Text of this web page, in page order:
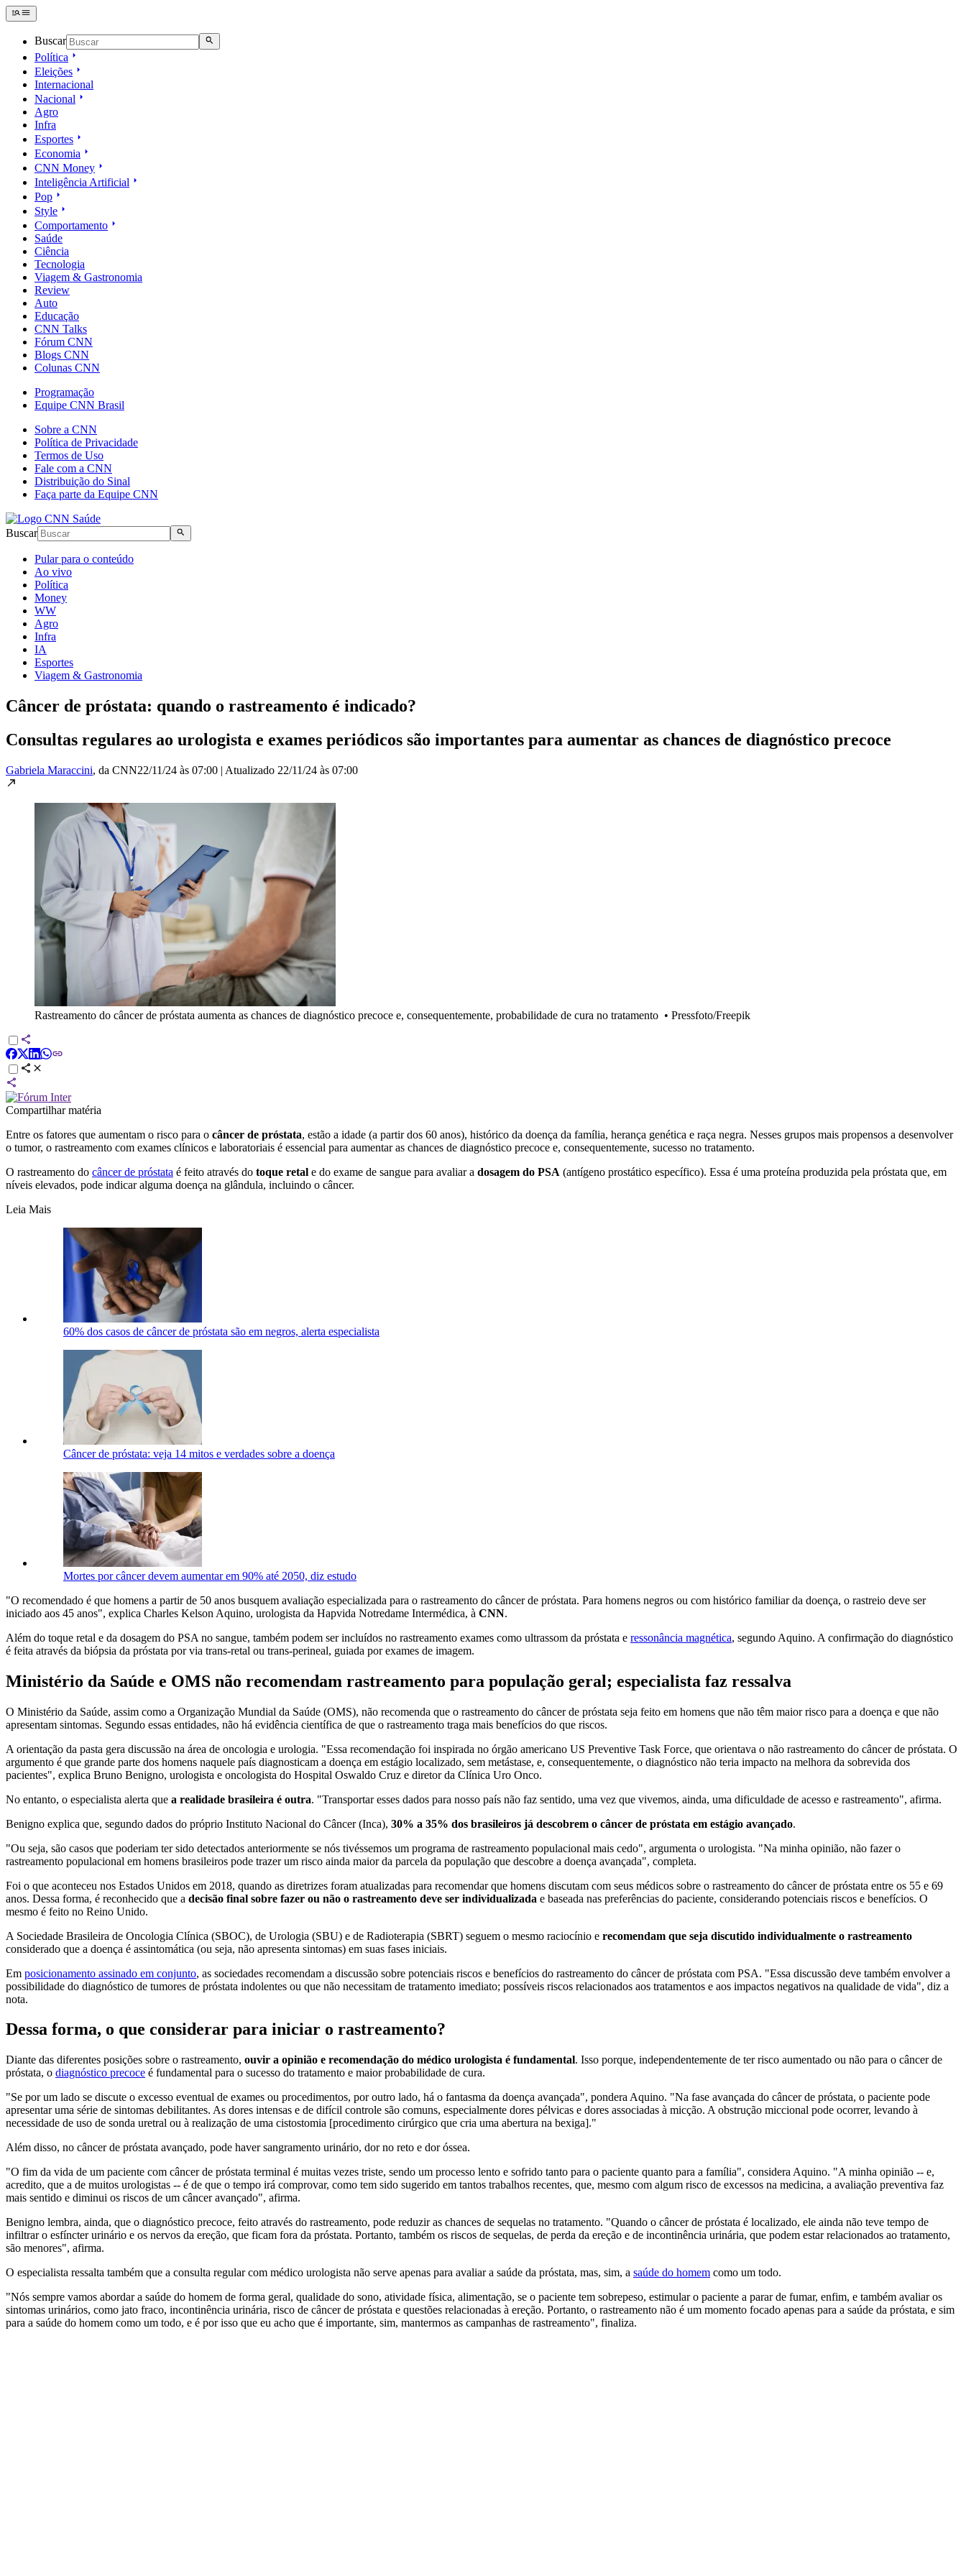
Buscar
Política
Eleições
Internacional
Nacional
Agro
Infra
Esportes
Economia
CNN Money
Inteligência Artificial
Pop
Style
Comportamento
Saúde
Ciência
Tecnologia
Viagem & Gastronomia
Review
Auto
Educação
CNN Talks
Fórum CNN
Blogs CNN
Colunas CNN
Programação
Equipe CNN Brasil
Sobre a CNN
Política de Privacidade
Termos de Uso
Fale com a CNN
Distribuição do Sinal
Faça parte da Equipe CNN
Buscar
Pular para o conteúdo
Ao vivo
Política
Money
WW
Agro
Infra
IA
Esportes
Viagem & Gastronomia
Câncer de próstata: quando o rastreamento é indicado?
Consultas regulares ao urologista e exames periódicos são importantes para aumentar as chances de diagnóstico precoce
Gabriela Maraccini, da CNN22/11/24 às 07:00 | Atualizado 22/11/24 às 07:00
Rastreamento do câncer de próstata aumenta as chances de diagnóstico precoce e, consequentemente, probabilidade de cura no tratamento • Pressfoto/Freepik
Compartilhar matéria
Entre os fatores que aumentam o risco para o câncer de próstata, estão a idade (a partir dos 60 anos), histórico da doença da família, herança genética e raça negra. Nesses grupos mais propensos a desenvolver
o tumor, o rastreamento com exames clínicos e laboratoriais é essencial para aumentar as chances de diagnóstico precoce e, consequentemente, sucesso no tratamento.
O rastreamento do câncer de próstata é feito através do toque retal e do exame de sangue para avaliar a dosagem do PSA (antígeno prostático específico). Essa é uma proteína produzida pela próstata que, em
níveis elevados, pode indicar alguma doença na glândula, incluindo o câncer.
Leia Mais
60% dos casos de câncer de próstata são em negros, alerta especialista
Câncer de próstata: veja 14 mitos e verdades sobre a doença
Mortes por câncer devem aumentar em 90% até 2050, diz estudo
"O recomendado é que homens a partir de 50 anos busquem avaliação especializada para o rastreamento do câncer de próstata. Para homens negros ou com histórico familiar da doença, o rastreio deve ser
iniciado aos 45 anos", explica Charles Kelson Aquino, urologista da Hapvida Notredame Intermédica, à CNN.
Além do toque retal e da dosagem do PSA no sangue, também podem ser incluídos no rastreamento exames como ultrassom da próstata e ressonância magnética, segundo Aquino. A confirmação do diagnóstico
é feita através da biópsia da próstata por via trans-retal ou trans-perineal, guiada por exames de imagem.
Ministério da Saúde e OMS não recomendam rastreamento para população geral; especialista faz ressalva
O Ministério da Saúde, assim como a Organização Mundial da Saúde (OMS), não recomenda que o rastreamento do câncer de próstata seja feito em homens que não têm maior risco para a doença e que não
apresentam sintomas. Segundo essas entidades, não há evidência científica de que o rastreamento traga mais benefícios do que riscos.
A orientação da pasta gera discussão na área de oncologia e urologia. "Essa recomendação foi inspirada no órgão americano US Preventive Task Force, que orientava o não rastreamento do câncer de próstata. O
argumento é que grande parte dos homens naquele país diagnosticam a doença em estágio localizado, sem metástase, e, consequentemente, o diagnóstico não teria impacto na melhora da sobrevida dos
pacientes", explica Bruno Benigno, urologista e oncologista do Hospital Oswaldo Cruz e diretor da Clínica Uro Onco.
No entanto, o especialista alerta que a realidade brasileira é outra. "Transportar esses dados para nosso país não faz sentido, uma vez que vivemos, ainda, uma dificuldade de acesso e rastreamento", afirma.
Benigno explica que, segundo dados do próprio Instituto Nacional do Câncer (Inca), 30% a 35% dos brasileiros já descobrem o câncer de próstata em estágio avançado.
"Ou seja, são casos que poderiam ter sido detectados anteriormente se nós tivéssemos um programa de rastreamento populacional mais cedo", argumenta o urologista. "Na minha opinião, não fazer o
rastreamento populacional em homens brasileiros pode trazer um risco ainda maior da parcela da população que descobre a doença avançada", completa.
Foi o que aconteceu nos Estados Unidos em 2018, quando as diretrizes foram atualizadas para recomendar que homens discutam com seus médicos sobre o rastreamento do câncer de próstata entre os 55 e 69
anos. Dessa forma, é reconhecido que a decisão final sobre fazer ou não o rastreamento deve ser individualizada e baseada nas preferências do paciente, considerando potenciais riscos e benefícios. O
mesmo é feito no Reino Unido.
A Sociedade Brasileira de Oncologia Clínica (SBOC), de Urologia (SBU) e de Radioterapia (SBRT) seguem o mesmo raciocínio e recomendam que seja discutido individualmente o rastreamento
considerado que a doença é assintomática (ou seja, não apresenta sintomas) em suas fases iniciais.
Em posicionamento assinado em conjunto, as sociedades recomendam a discussão sobre potenciais riscos e benefícios do rastreamento do câncer de próstata com PSA. "Essa discussão deve também envolver a
possibilidade do diagnóstico de tumores de próstata indolentes ou que não necessitam de tratamento imediato; possíveis riscos relacionados aos tratamentos e aos impactos negativos na qualidade de vida", diz a
nota.
Dessa forma, o que considerar para iniciar o rastreamento?
Diante das diferentes posições sobre o rastreamento, ouvir a opinião e recomendação do médico urologista é fundamental. Isso porque, independentemente de ter risco aumentado ou não para o câncer de
próstata, o diagnóstico precoce é fundamental para o sucesso do tratamento e maior probabilidade de cura.
"Se por um lado se discute o excesso eventual de exames ou procedimentos, por outro lado, há o fantasma da doença avançada", pondera Aquino. "Na fase avançada do câncer de próstata, o paciente pode
apresentar uma série de sintomas debilitantes. As dores intensas e de difícil controle são comuns, especialmente dores pélvicas e dores associadas à micção. A obstrução miccional pode ocorrer, levando à
necessidade de uso de sonda uretral ou à realização de uma cistostomia [procedimento cirúrgico que cria uma abertura na bexiga]."
Além disso, no câncer de próstata avançado, pode haver sangramento urinário, dor no reto e dor óssea.
"O fim da vida de um paciente com câncer de próstata terminal é muitas vezes triste, sendo um processo lento e sofrido tanto para o paciente quanto para a família", considera Aquino. "A minha opinião -- e,
acredito, que a de muitos urologistas -- é de que o tempo irá comprovar, como tem sido sugerido em tantos trabalhos recentes, que, mesmo com algum risco de excessos na medicina, a avaliação preventiva faz
mais sentido e diminui os riscos de um câncer avançado", afirma.
Benigno lembra, ainda, que o diagnóstico precoce, feito através do rastreamento, pode reduzir as chances de sequelas no tratamento. "Quando o câncer de próstata é localizado, ele ainda não teve tempo de
infiltrar o esfíncter urinário e os nervos da ereção, que ficam fora da próstata. Portanto, também os riscos de sequelas, de perda da ereção e de incontinência urinária, que podem estar relacionados ao tratamento,
são menores", afirma.
O especialista ressalta também que a consulta regular com médico urologista não serve apenas para avaliar a saúde da próstata, mas, sim, a saúde do homem como um todo.
"Nós sempre vamos abordar a saúde do homem de forma geral, qualidade do sono, atividade física, alimentação, se o paciente tem sobrepeso, estimular o paciente a parar de fumar, enfim, e também avaliar os
sintomas urinários, como jato fraco, incontinência urinária, risco de câncer de próstata e questões relacionadas à ereção. Portanto, o rastreamento não é um momento focado apenas para a saúde da próstata, e sim
para a saúde do homem como um todo, e é por isso que eu acho que é importante, sim, mantermos as campanhas de rastreamento", finaliza.